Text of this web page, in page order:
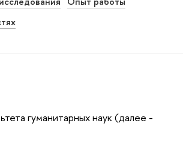
гуманитарных наук (далее -